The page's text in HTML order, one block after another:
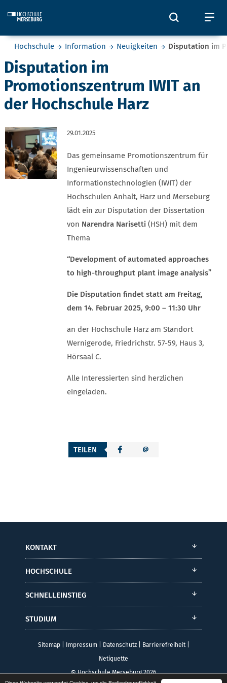
Öffnet
Sie befinden sich hier:
Hochschule Information Neuigkeiten Disputation im
Disputation im
Promotionszentrum IWIT an
der Hochschule Harz
29.01.2025
Das gemeinsame Promotionszentrum für
Ingenieurwissenschaften und
Informationstechnologien (IWIT) der
Hochschulen Anhalt, Harz und Merseburg
lädt ein zur Disputation der Dissertation
von Narendra Narisetti (HSH) mit dem
Thema
“Development of automated approaches
to high-throughput plant image analysis”
Die Disputation findet statt am Freitag,
dem 14. Februar 2025, 9:00 – 11:30 Uhr
an der Hochschule Harz am Standort
Wernigerode, Friedrichstr. 57-59, Haus 3,
Hörsaal C.
Alle Interessierten sind herzlichen
eingeladen.
TEILEN
KONTAKT
HOCHSCHULE
SCHNELLEINSTIEG
STUDIUM
Sitemap| Impressum| Datenschutz| Barrierefreiheit|
Netiquette
© Hochschule Merseburg 2026